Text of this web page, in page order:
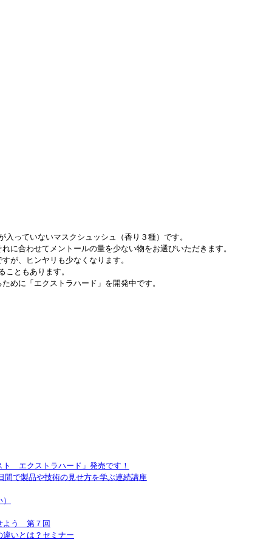
っていないマスクシュッシュ（香り３種）です。
に合わせてメントールの量を少ない物をお選びいただきます。
が、ヒンヤリも少なくなります。
ともあります。
めに「エクストラハード」を開発中です。
ト エクストラハード」発売です！
間で製品や技術の見せ方を学ぶ連続講座
よう 第７回
いとは？セミナー